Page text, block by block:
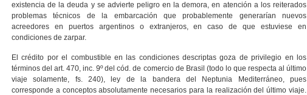
existencia de la deuda y se advierte peligro en la demora, en atención a los reiterados
problemas técnicos de la embarcación que probablemente generarían nuevos
acreedores en puertos argentinos o extranjeros, en caso de que estuviese en
condiciones de zarpar.
El crédito por el combustible en las condiciones descriptas goza de privilegio en los
términos del art. 470, inc. 9º del cód. de comercio de Brasil (todo lo que respecta al último
viaje solamente, fs. 240), ley de la bandera del Neptunia Mediterráneo, pues
corresponde a conceptos absolutamente necesarios para la realización del último viaje.